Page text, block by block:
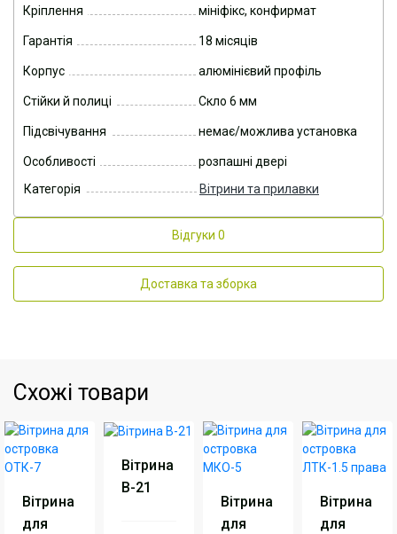
Кріплення мініфікс, конфирмат
Гарантія 18 місяців
Корпус алюмінієвий профіль
Стійки й полиці Скло 6 мм
Підсвічування немає/можлива установка
Особливості
розпашні двері
Категорія
Вітрини та прилавки
Відгуки 0
Доставка та зборка
Схожі товари
Вітрина
для
Вітрина
В-21
Вітрина
для
Вітрина
для